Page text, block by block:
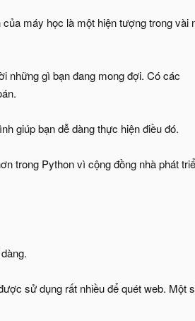
máy học là một hiện tượng trong vài
những gì bạn đang mong đợi. Có các
giúp bạn dễ dàng thực hiện điều đó.
trong Python vì cộng đồng nhà phát
sử dụng rất nhiều để quét web. Một